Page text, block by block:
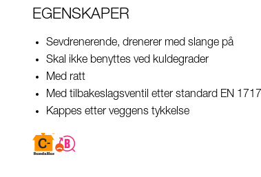
EGENSKAPER
Sevdrenerende, drenerer med slange på
Skal ikke benyttes ved kuldegrader
Med ratt
Med tilbakeslagsventil etter standard EN 1717
Kappes etter veggens tykkelse